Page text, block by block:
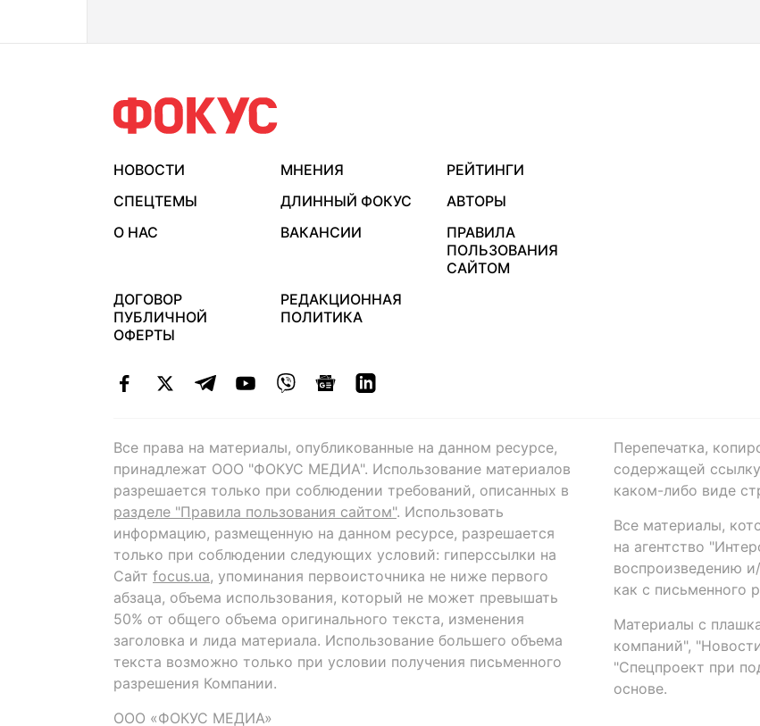
НОВОСТИ МНЕНИЯ
РЕЙТИНГИ
СПЕЦТЕМЫ
ДЛИННЫЙ ФОКУС
АВТОРЫ
О НАС
ВАКАНСИИ
ПРАВИЛА
ПОЛЬЗОВАНИЯ
САЙТОМ
ДОГОВОР
ПУБЛИЧНОЙ
ОФЕРТЫ
РЕДАКЦИОННАЯ
ПОЛИТИКА
Все права на материалы, опубликованные на данном ресурсе,
принадлежат ООО "ФОКУС МЕДИА". Использование материалов
разрешается только при соблюдении требований, описанных в
разделе "Правила пользования сайтом". Использовать
информацию, размещенную на данном ресурсе, разрешается
только при соблюдении следующих условий: гиперссылки на
Сайт focus.ua, упоминания первоисточника не ниже первого
абзаца, объема использования, который не может превышать
50% от общего объема оригинального текста, изменения
заголовка и лида материала. Использование большего объема
текста возможно только при условии получения письменного
разрешения Компании.
ООО «ФОКУС МЕДИА»
Перепечатка,
содержащей ссылку
каком-либо виде
Все материалы,
на агентство
воспроизведению
как с письменного
Материалы с
компаний",
"Спецпроект при
основе.